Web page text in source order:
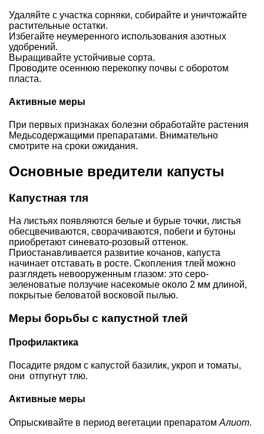
Удаляйте с участка сорняки, собирайте и уничтожайте
растительные остатки.
Избегайте неумеренного использования азотных
удобрений.
Выращивайте устойчивые сорта.
Проводите осеннюю перекопку почвы с оборотом
пласта.
Активные меры
При первых признаках болезни обработайте растения
Медьсодержащими препаратами. Внимательно
смотрите на сроки ожидания.
Основные вредители капусты
Капустная тля
На листьях появляются белые и бурые точки, листья
обесцвечиваются, сворачиваются, побеги и бутоны
приобретают синевато-розовый оттенок.
Приостанавливается развитие кочанов, капуста
начинает отставать в росте. Скопления тлей можно
разглядеть невооруженным глазом: это серо-
зеленоватые ползучие насекомые около 2 мм длиной,
покрытые беловатой восковой пылью.
Меры борьбы с капустной тлей
Профилактика
Посадите рядом с капустой базилик, укроп и томаты,
они отпугнут тлю.
Активные меры
Опрыскивайте в период вегетации препаратом Алиот.